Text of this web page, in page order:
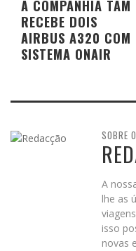
A COMPANHIA TAM
RECEBE DOIS
AIRBUS A320 COM
SISTEMA ONAIR
SOBRE
A
lhe as
isso
novas